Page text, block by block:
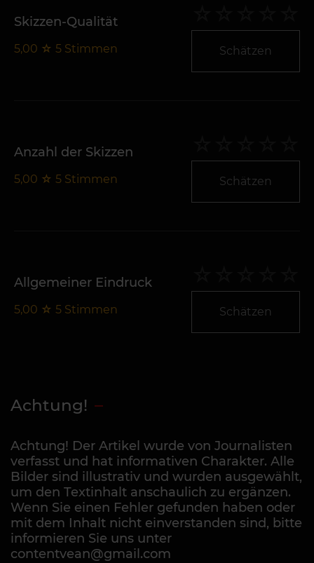
Skizzen-Qualität
5,00 ☆ 5 Stimmen Schätzen
Anzahl der Skizzen
5,00 ☆ 5 Stimmen Schätzen
Allgemeiner Eindruck
5,00 ☆ 5 Stimmen Schätzen
Achtung!
Achtung! Der Artikel wurde von Journalisten
verfasst und hat informativen Charakter. Alle
Bilder sind illustrativ und wurden ausgewählt,
um den Textinhalt anschaulich zu ergänzen.
Wenn Sie einen Fehler gefunden haben oder
mit dem Inhalt nicht einverstanden sind, bitte
informieren Sie uns unter
contentvean@gmail.com